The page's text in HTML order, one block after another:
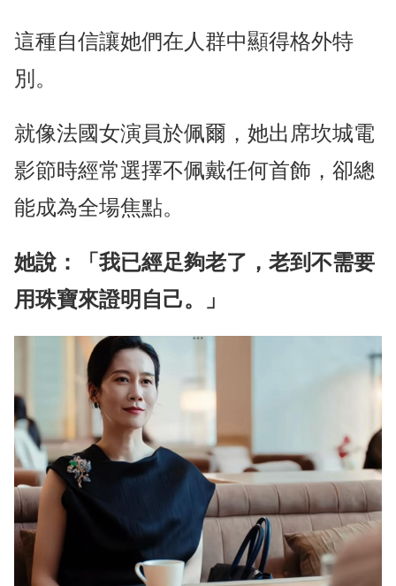
這種自信讓她們在人群中顯得格外特
別。
就像法國女演員於佩爾，她出席坎城電
影節時經常選擇不佩戴任何首飾，卻總
能成為全場焦點。
她說：「我已經足夠老了，老到不需要
用珠寶來證明自己。」